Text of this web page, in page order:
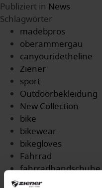
Publiziert in News
Schlagwörter
madebpros
oberammergau
canyouridetheline
Ziener
sport
Outdoorbekleidung
New Collection
bike
bikewear
bikegloves
Fahrrad
fahrradhandschuhe
Fahrradbekleidung